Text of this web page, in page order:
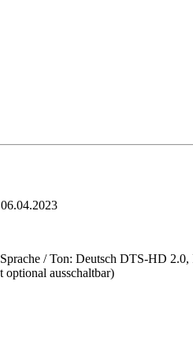
06.04.2023
/ Ton: Deutsch DTS-HD
ausschaltbar)